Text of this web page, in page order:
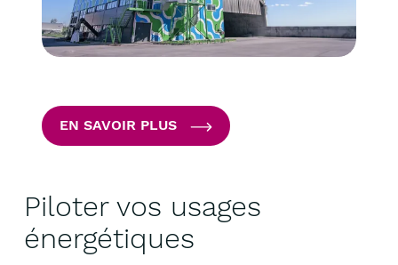
EN SAVOIR PLUS
Piloter vos usages
énergétiques